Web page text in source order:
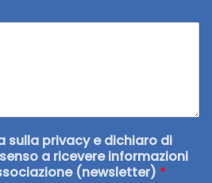
sulla privacy e dichiaro di
a ricevere informazioni
(newsletter) *